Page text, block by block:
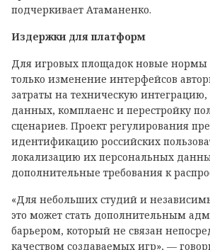
подчеркивает Атаманенко.
Издержки для платформ
Для игровых площадок новые нормы
только изменение интерфейсов
затраты на техническую интеграцию,
данных, комплаенс и перестройку
сценариев. Проект регулирования
идентификацию российских
локализацию их персональных
дополнительные требования к
«Для небольших студий и
это может стать дополнительным
барьером, который не связан
качеством создаваемых игр», —